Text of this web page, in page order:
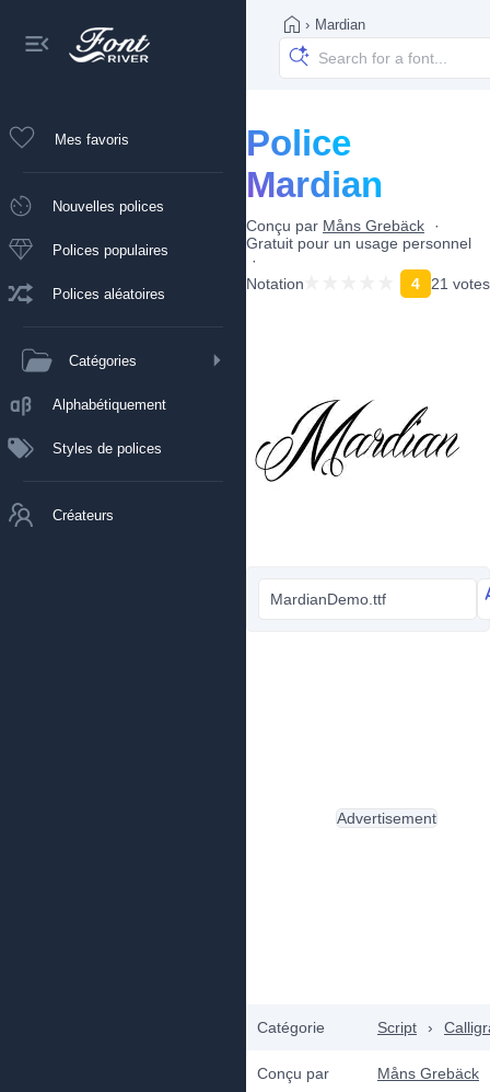
Mes favoris
Nouvelles polices
Polices populaires
Polices aléatoires
Catégories
Alphabétiquement
Styles de polices
Créateurs
› Mardian
Police
Mardian
Conçu par Måns Grebäck
Gratuit pour un usage personnel
Notation 4 21 votes
MardianDemo.ttf
Catégorie Script ›
Conçu par Måns Grebäck
Advertisement